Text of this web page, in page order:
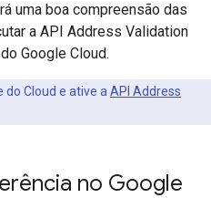
uma boa compreensão das
a API Address Validation
Google Cloud.
do Cloud e ative a API Address
no Google